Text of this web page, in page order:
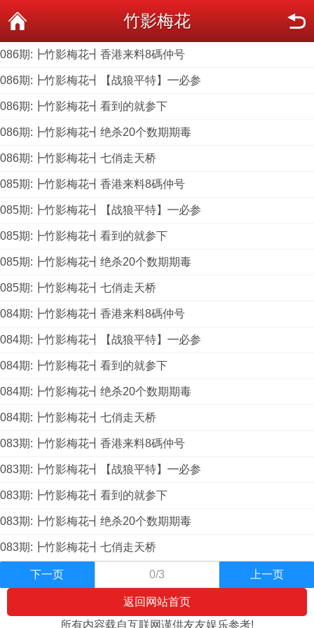
竹影梅花
086期:┣竹影梅花┫香港来料8碼仲号
086期:┣竹影梅花┫【战狼平特】━必参
086期:┣竹影梅花┫看到的就参下
086期:┣竹影梅花┫绝杀20个数期期毒
086期:┣竹影梅花┫七俏走天桥
085期:┣竹影梅花┫香港来料8碼仲号
085期:┣竹影梅花┫【战狼平特】━必参
085期:┣竹影梅花┫看到的就参下
085期:┣竹影梅花┫绝杀20个数期期毒
085期:┣竹影梅花┫七俏走天桥
084期:┣竹影梅花┫香港来料8碼仲号
084期:┣竹影梅花┫【战狼平特】━必参
084期:┣竹影梅花┫看到的就参下
084期:┣竹影梅花┫绝杀20个数期期毒
084期:┣竹影梅花┫七俏走天桥
083期:┣竹影梅花┫香港来料8碼仲号
083期:┣竹影梅花┫【战狼平特】━必参
083期:┣竹影梅花┫看到的就参下
083期:┣竹影梅花┫绝杀20个数期期毒
083期:┣竹影梅花┫七俏走天桥
下一页 0/3 上一页
返回网站首页
所有内容载自互联网谨供友友娱乐参考!